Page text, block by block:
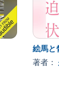
絵馬と
著者：